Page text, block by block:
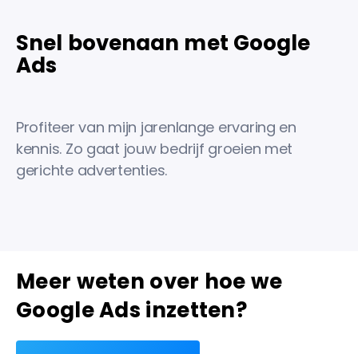
Snel bovenaan met Google
Ads
Profiteer van mijn jarenlange ervaring en
kennis. Zo gaat jouw bedrijf groeien met
gerichte advertenties.
Meer weten over hoe we
Google Ads inzetten?